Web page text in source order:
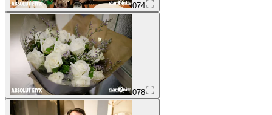
074
078